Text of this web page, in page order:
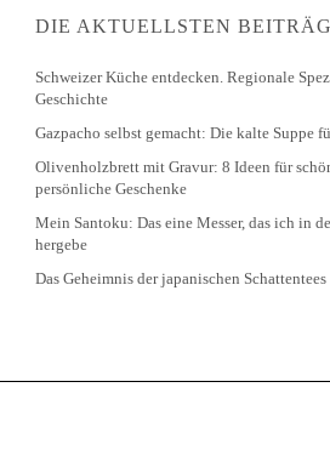
DIE AKTUELLSTEN
Schweizer Küche entdecken. Regionale
Geschichte
Gazpacho selbst gemacht: Die kalte Suppe
Olivenholzbrett mit Gravur: 8 Ideen für
persönliche Geschenke
Mein Santoku: Das eine Messer, das ich in
hergebe
Das Geheimnis der japanischen Schattentees